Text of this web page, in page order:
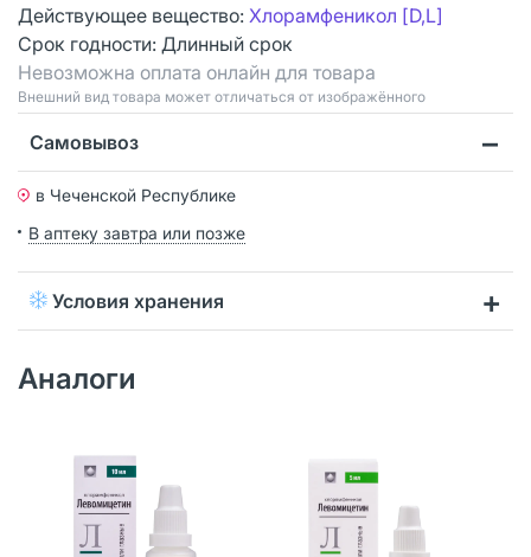
Действующее вещество: Хлорамфеникол [D,L]
Срок годности: Длинный срок
Невозможна оплата онлайн для товара
Bнешний вид товара может отличаться от изображённого
Самовывоз
в Чеченской Республике
В аптеку завтра или позже
Условия хранения
Аналоги